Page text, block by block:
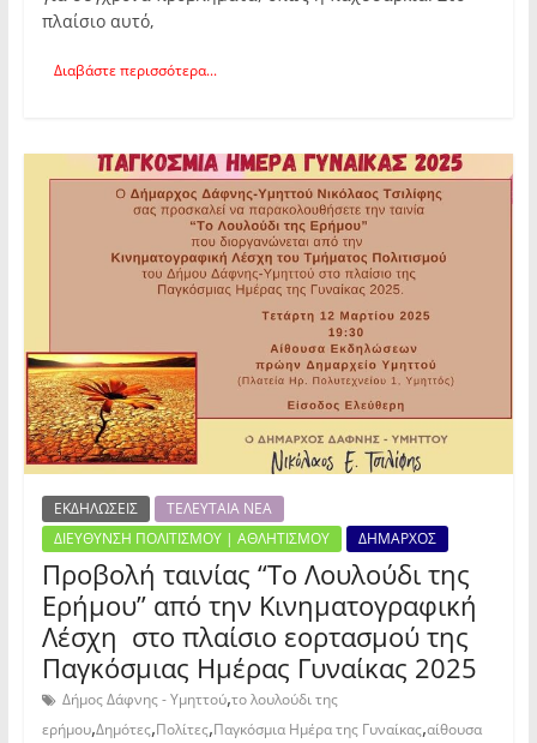
πλαίσιο αυτό,
Διαβάστε περισσότερα...
ΕΚΔΗΛΩΣΕΙΣ
ΤΕΛΕΥΤΑΙΑ ΝΕΑ
ΔΙΕΥΘΥΝΣΗ ΠΟΛΙΤΙΣΜΟΥ | ΑΘΛΗΤΙΣΜΟΥ
ΔΗΜΑΡΧΟΣ
Προβολή ταινίας “Το Λουλούδι της
Ερήμου” από την Κινηματογραφική
Λέσχη στο πλαίσιο εορτασμού της
Παγκόσμιας Ημέρας Γυναίκας 2025
Δήμος Δάφνης - Υμηττού,το λουλούδι της
ερήμου,Δημότες,Πολίτες,Παγκόσμια Ημέρα της Γυναίκας,αίθουσα